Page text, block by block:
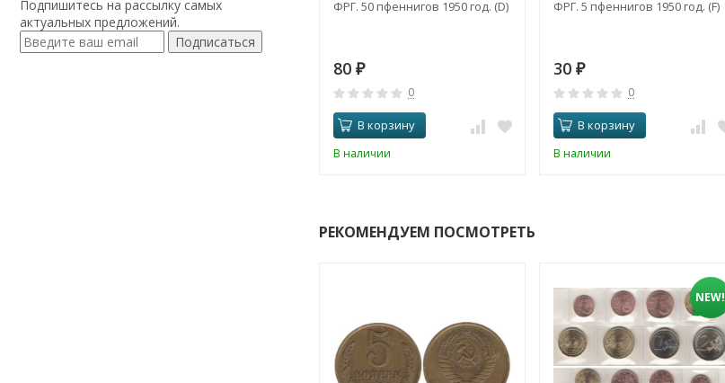
ФРГ. 50 пфеннигов 1950 год. (D)
80 ₽
0
В корзину
В наличии
ФРГ. 5 пфеннигов 1950 год. (F)
30 ₽
0
В корзину
В наличии
РЕКОМЕНДУЕМ ПОСМОТРЕТЬ
NEW!
Подпишитесь на рассылку самых
актуальных предложений.
Подписаться